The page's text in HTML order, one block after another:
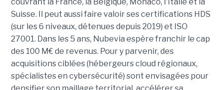
Suisse. Il peut aussi faire valoir ses certifications HDS
(sur les 6 niveaux, détenues depuis 2019) et ISO
27001. Dans les 5 ans, Nubevia espère franchir le cap
des 100 M€ de revenus. Pour y parvenir, des
acquisitions ciblées (hébergeurs cloud régionaux,
spécialistes en cybersécurité) sont envisagées pour